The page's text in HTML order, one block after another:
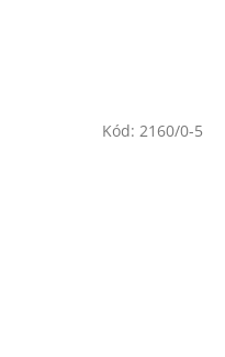
Kód: 2160/0-5